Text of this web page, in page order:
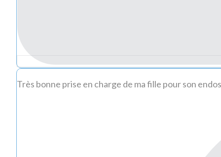
Très bonne prise en charge de ma fille pour son